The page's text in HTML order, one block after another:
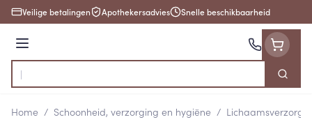
Ga naar de inhoud
Veilige betalingen Apothekersadvies Snelle beschikbaarheid
Menu
Product, merk, categorie...
Zoek
Home / Schoonheid, verzorging en hygiëne /